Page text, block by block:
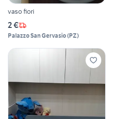
vaso fiori
2 €
Palazzo San Gervasio(PZ)